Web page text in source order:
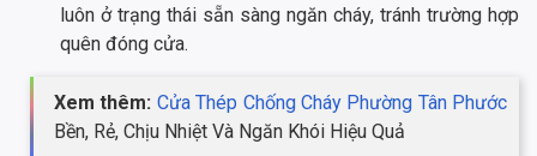
luôn ở trạng thái sẵn sàng ngăn cháy, tránh trường hợp
quên đóng cửa.
Xem thêm: Cửa Thép Chống Cháy Phường Tân Phước
Bền, Rẻ, Chịu Nhiệt Và Ngăn Khói Hiệu Quả